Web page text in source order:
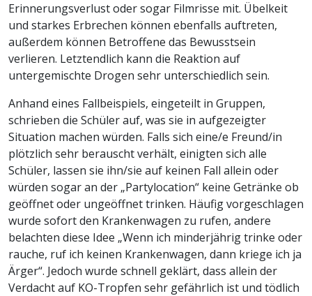
Erinnerungsverlust oder sogar Filmrisse mit. Übelkeit
und starkes Erbrechen können ebenfalls auftreten,
außerdem können Betroffene das Bewusstsein
verlieren. Letztendlich kann die Reaktion auf
untergemischte Drogen sehr unterschiedlich sein.
Anhand eines Fallbeispiels, eingeteilt in Gruppen,
schrieben die Schüler auf, was sie in aufgezeigter
Situation machen würden. Falls sich eine/e Freund/in
plötzlich sehr berauscht verhält, einigten sich alle
Schüler, lassen sie ihn/sie auf keinen Fall allein oder
würden sogar an der „Partylocation“ keine Getränke ob
geöffnet oder ungeöffnet trinken. Häufig vorgeschlagen
wurde sofort den Krankenwagen zu rufen, andere
belachten diese Idee „Wenn ich minderjährig trinke oder
rauche, ruf ich keinen Krankenwagen, dann kriege ich ja
Ärger“. Jedoch wurde schnell geklärt, dass allein der
Verdacht auf KO-Tropfen sehr gefährlich ist und tödlich